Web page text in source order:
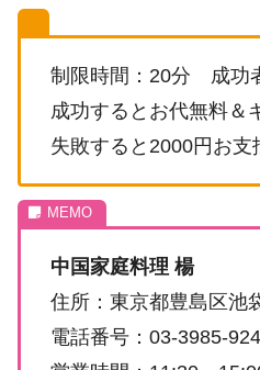
制限時間：20分 成功
成功するとお代無料＆
失敗すると2000円お支
中国家庭料理 楊
住所：東京都豊島区池
電話番号：03-3985-